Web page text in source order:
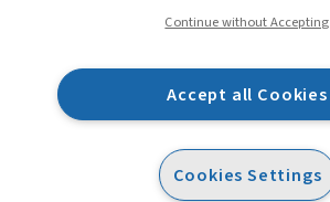
Dichiarazione di accessibilità
Mappa del sito
Continue without Accepting
Accept all Cookies
Cookies Settings